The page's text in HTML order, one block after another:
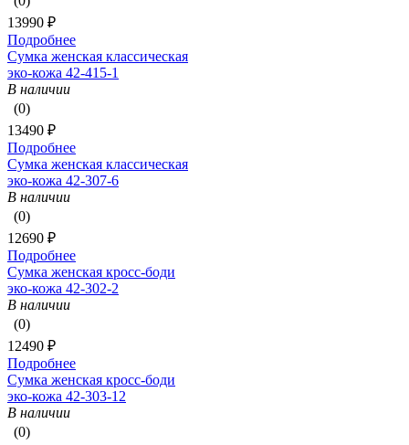
13990 ₽
Подробнее
Сумка женская классическая
эко-кожа 42-415-1
В наличии
(0)
13490 ₽
Подробнее
Сумка женская классическая
эко-кожа 42-307-6
В наличии
(0)
12690 ₽
Подробнее
Сумка женская кросс-боди
эко-кожа 42-302-2
В наличии
(0)
12490 ₽
Подробнее
Сумка женская кросс-боди
эко-кожа 42-303-12
В наличии
(0)